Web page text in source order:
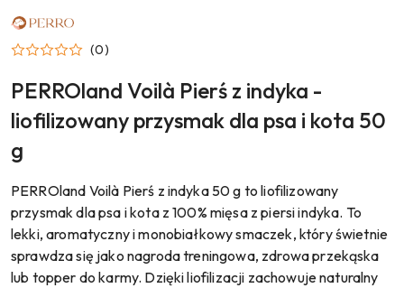
NAZWA
PRODUCENTA:
PERRO
(0)
PERROland Voilà Pierś z indyka -
liofilizowany przysmak dla psa i kota 50
g
PERROland Voilà Pierś z indyka 50 g to liofilizowany
przysmak dla psa i kota z 100% mięsa z piersi indyka. To
lekki, aromatyczny i monobiałkowy smaczek, który świetnie
sprawdza się jako nagroda treningowa, zdrowa przekąska
lub topper do karmy. Dzięki liofilizacji zachowuje naturalny